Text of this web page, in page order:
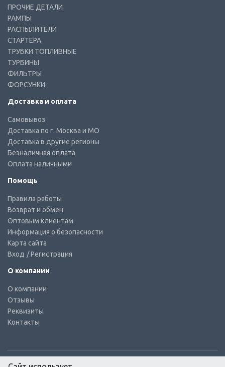
ПРОЧИЕ ДЕТАЛИ
РАМПЫ
РАСПЫЛИТЕЛИ
СТАРТЕРА
ТРУБКИ ТОПЛИВНЫЕ
ТУРБИНЫ
ФИЛЬТРЫ
ФОРСУНКИ
Доставка и оплата
Самовывоз
Доставка по г. Москва и МО
Доставка в другие регионы
Безналичная оплата
Оплата наличными
Помощь
Правила работы
Возврат и обмен
Оптовым клиентам
Информация о безопасности
Карта сайта
Вход / Регистрация
О компании
О компании
Отзывы
Реквизиты
Контакты